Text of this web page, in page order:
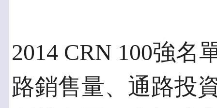
2014 CRN 100強名
路銷售量、通路投